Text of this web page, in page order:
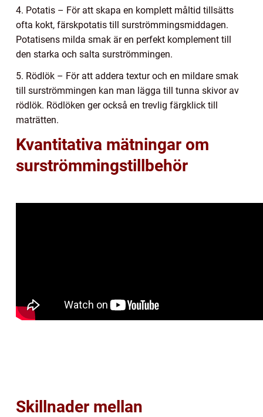
4. Potatis – För att skapa en komplett måltid tillsätts
ofta kokt, färskpotatis till surströmmingsmiddagen.
Potatisens milda smak är en perfekt komplement till
den starka och salta surströmmingen.
5. Rödlök – För att addera textur och en mildare smak
till surströmmingen kan man lägga till tunna skivor av
rödlök. Rödlöken ger också en trevlig färgklick till
maträtten.
Kvantitativa mätningar om
surströmmingstillbehör
Skillnader mellan